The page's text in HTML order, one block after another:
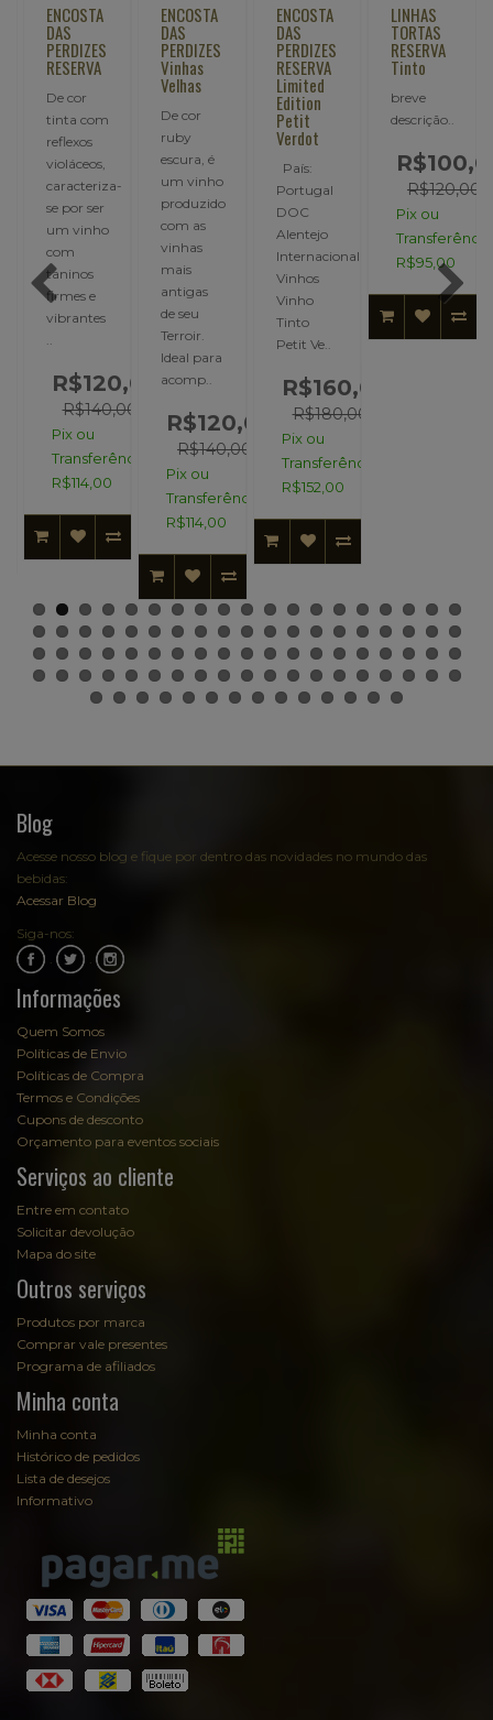
ENCOSTA
DAS
PERDIZES
RESERVA
De cor
tinta com
reflexos
violáceos,
caracteriza-
se por ser
um vinho
com
taninos
firmes e
vibrantes
R$120,00
R$140,00
Pix ou
Transferência:
R$114,00
ENCOSTA
DAS
PERDIZES
Vinhas
Velhas
De cor
ruby
escura, é
um vinho
produzido
com as
vinhas
mais
antigas
de seu
Terroir.
Ideal para
acomp..
R$120,00
R$140,00
Pix ou
Transferência:
R$114,00
ENCOSTA
DAS
PERDIZES
RESERVA
Limited
Edition
Petit
Verdot
País:
Portugal
DOC
Alentejo
Internacional
Vinhos
Vinho
Tinto
Petit Ve..
R$160,00
R$180,00
Pix ou
Transferência:
R$152,00
LINHAS
TORTAS
RESERVA
Tinto
breve
descrição..
R$120,00
Pix ou
R$95,00
Blog
Acesse nosso blog e fique por dentro das novidades no mundo das
bebidas:
Acessar Blog
Siga-nos:
Informações
Quem Somos
Políticas de Envio
Políticas de Compra
Termos e Condições
Cupons de desconto
Orçamento para eventos sociais
Serviços ao cliente
Entre em contato
Solicitar devolução
Mapa do site
Outros serviços
Produtos por marca
Comprar vale presentes
Programa de afiliados
Minha conta
Minha conta
Histórico de pedidos
Lista de desejos
Informativo